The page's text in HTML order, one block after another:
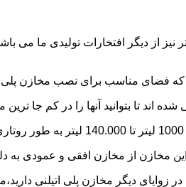
پلی اتیلن مکعبی تا حجم 30 هزار لیتر نیز از
که فضای مناسب برای نصب مخازن پلی
اند تا بتوانید آنها را در کم جا ترین
مخازن از مخازن افقی و عمودی به
دیگر مخازن پلی اتیلنی